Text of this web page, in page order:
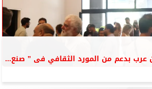
عرب بدعم من المورد الثقافي فى ” صنع...